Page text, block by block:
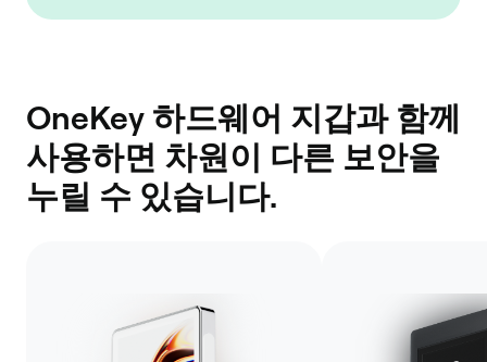
OneKey 하드웨어 지갑과 함께
사용하면 차원이 다른 보안을
누릴 수 있습니다.